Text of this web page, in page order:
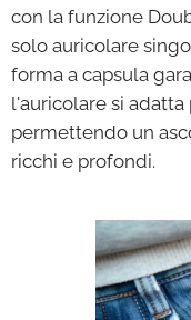
con la funzione
solo auricolare
forma a capsula
l'auricolare si
permettendo un
ricchi e profondi.